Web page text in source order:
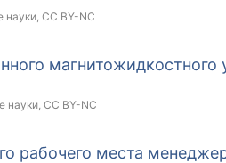
науки, CC BY-NC
магнитожидкостного
науки, CC BY-NC
рабочего места